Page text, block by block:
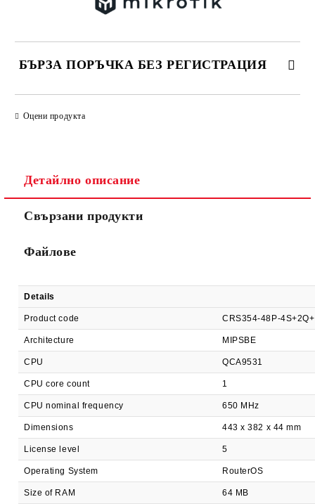
БЪРЗА ПОРЪЧКА БЕЗ РЕГИСТРАЦИЯ
Ние ще се свържем с вас в рамките на работния ден.
Оцени продукта
Детайлно описание
Свързани продукти
Файлове
Details
Product code CRS354-48P-
Architecture MIPSBE
CPU QCA9531
CPU core count 1
CPU nominal frequency 650 MHz
Dimensions 443 x 382 x 44 mm
License level 5
Operating System RouterOS
Size of RAM 64 MB